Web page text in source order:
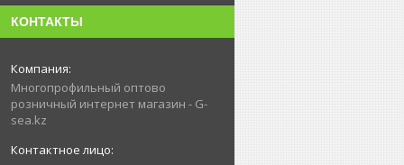
КОНТАКТЫ
Многопрофильный оптово
розничный интернет магазин - G-
sea.kz